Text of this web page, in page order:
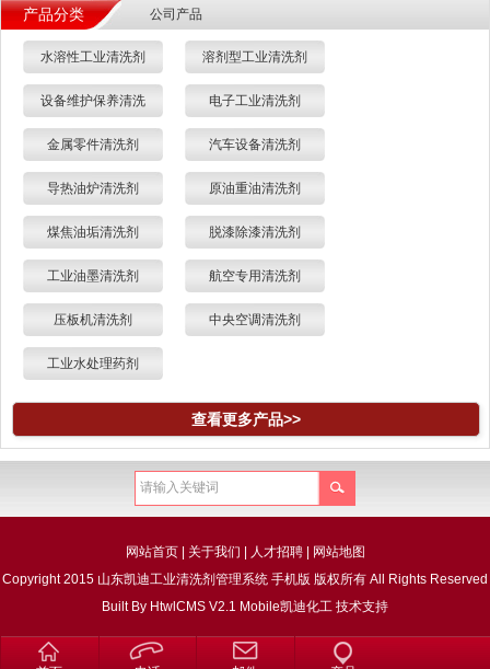
产品分类 公司产品
水溶性工业清洗剂 溶剂型工业清洗剂
设备维护保养清洗 电子工业清洗剂
金属零件清洗剂 汽车设备清洗剂
导热油炉清洗剂 原油重油清洗剂
煤焦油垢清洗剂 脱漆除漆清洗剂
工业油墨清洗剂 航空专用清洗剂
压板机清洗剂 中央空调清洗剂
工业水处理药剂
查看更多产品>>
网站首页| 关于我们 | 人才招聘| 网站地图
Copyright 2015 山东凯迪工业清洗剂管理系统 手机版 版权所有 All Rights Reserved
Built By HtwlCMS V2.1 Mobile凯迪化工 技术支持